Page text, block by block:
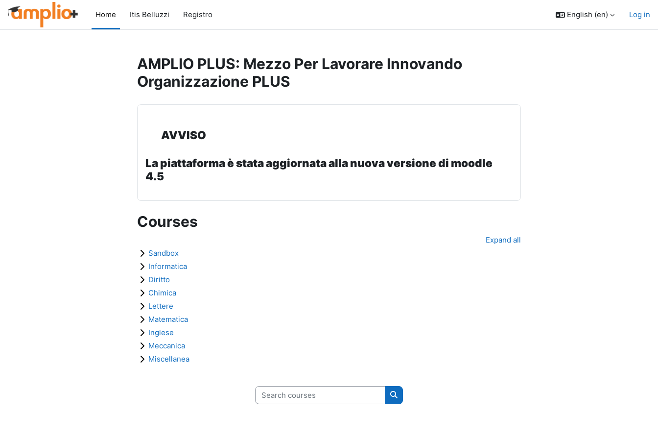
Skip to main content
Home
Itis Belluzzi Registro English ‎(en)‎ Log in
AMPLIO PLUS: Mezzo Per Lavorare Innovando
Organizzazione PLUS
AVVISO
La piattaforma è stata aggiornata alla nuova versione di moodle
4.5
Courses
Expand all
Sandbox
Informatica
Diritto
Chimica
Lettere
Matematica
Inglese
Meccanica
Miscellanea
Search courses
Search courses